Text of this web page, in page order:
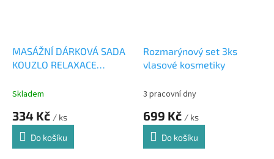
MASÁŽNÍ DÁRKOVÁ SADA
KOUZLO RELAXACE
Skladem
334 Kč / ks
Do košíku
Rozmarýnový set 3ks
vlasové kosmetiky
3 pracovní dny
699 Kč / ks
Do košíku